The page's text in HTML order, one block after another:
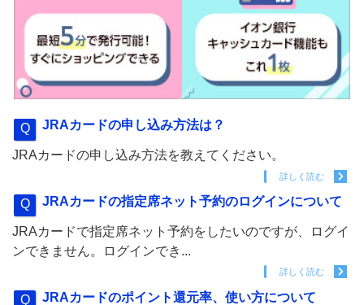
JRAカードの申し込み方法は？
JRAカードの申し込み方法を教えてください。
詳しく読む
JRAカードの指定席ネット予約のログインについて
JRAカードで指定席ネット予約をしたいのですが、ログイ
ンできません。ログインでき...
詳しく読む
JRAカードのポイント還元率、使い方について